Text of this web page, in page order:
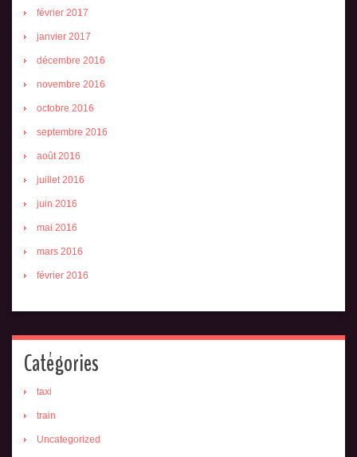
février 2017
janvier 2017
décembre 2016
novembre 2016
octobre 2016
septembre 2016
août 2016
juillet 2016
juin 2016
mai 2016
mars 2016
février 2016
Catégories
taxi
train
Uncategorized